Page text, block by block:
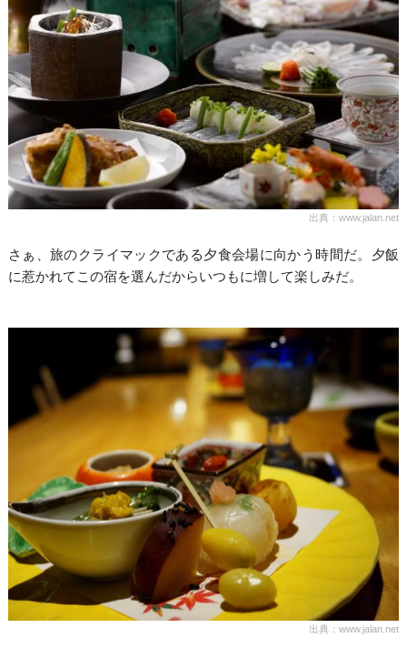
出典：www.jalan.net
さぁ、旅のクライマックである夕食会場に向かう時間だ。夕飯
に惹かれてこの宿を選んだからいつもに増して楽しみだ。
出典：www.jalan.net